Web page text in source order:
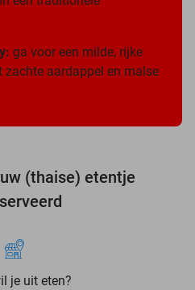
ga voor een milde, rijke
zachte aardappel en malse
(thaise) etentje
je uit eten?